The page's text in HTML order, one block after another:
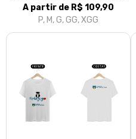
A partir de R$ 109,90
P, M, G, GG, XGG